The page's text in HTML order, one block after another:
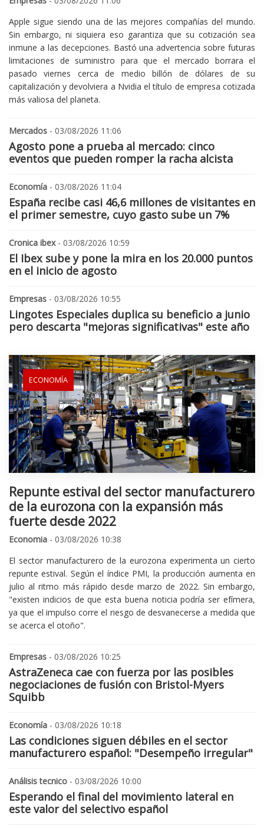
Apple sigue siendo una de las mejores compañías del mundo.
Sin embargo, ni siquiera eso garantiza que su cotización sea
inmune a las decepciones. Bastó una advertencia sobre futuras
limitaciones de suministro para que el mercado borrara el
pasado viernes cerca de medio billón de dólares de su
capitalización y devolviera a Nvidia el título de empresa cotizada
más valiosa del planeta.
Mercados - 03/08/2026 11:06
Agosto pone a prueba al mercado: cinco
eventos que pueden romper la racha alcista
Economía - 03/08/2026 11:04
España recibe casi 46,6 millones de visitantes en
el primer semestre, cuyo gasto sube un 7%
Cronica ibex- 03/08/2026 10:59
El Ibex sube y pone la mira en los 20.000 puntos
en el inicio de agosto
Empresas - 03/08/2026 10:55
Lingotes Especiales duplica su beneficio a junio
pero descarta "mejoras significativas" este año
ECONOMÍA
Repunte estival del sector manufacturero
de la eurozona con la expansión más
fuerte desde 2022
Economia - 03/08/2026 10:38
El sector manufacturero de la eurozona experimenta un cierto
repunte estival. Según el índice PMI, la producción aumenta en
julio al ritmo más rápido desde marzo de 2022. Sin embargo,
"existen indicios de que esta buena noticia podría ser efímera,
ya que el impulso corre el riesgo de desvanecerse a medida que
se acerca el otoño".
Empresas - 03/08/2026 10:25
AstraZeneca cae con fuerza por las posibles
negociaciones de fusión con Bristol-Myers
Squibb
Economía - 03/08/2026 10:18
Las condiciones siguen débiles en el sector
manufacturero español: "Desempeño irregular"
Análisis tecnico - 03/08/2026 10:00
Esperando el final del movimiento lateral en
este valor del selectivo español